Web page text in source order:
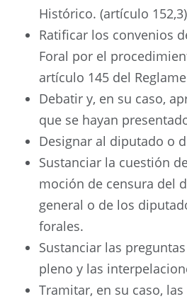
Histórico. (artículo
Ratificar los convenios
Foral por el
artículo 145 del
Debatir y, en su caso,
que se hayan
Designar al diputado o
Sustanciar la cuestión
moción de censura del
general o de los
forales.
Sustanciar las
pleno y las
Tramitar, en su caso,